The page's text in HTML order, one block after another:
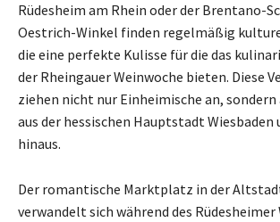
Rüdesheim am Rhein oder der Brentano-
Oestrich-Winkel finden regelmäßig
die eine perfekte Kulisse für die das
der Rheingauer Weinwoche bieten. Diese
ziehen nicht nur Einheimische an,
aus der hessischen Hauptstadt Wiesbaden
hinaus.
Der romantische Marktplatz in der
verwandelt sich während des